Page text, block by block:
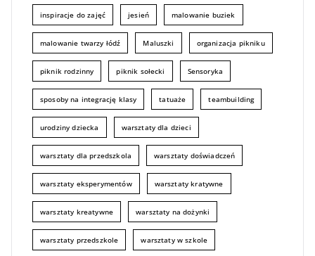
inspiracje do zajęć jesień malowanie buziek
malowanie twarzy łódź Maluszki organizacja pikniku
piknik rodzinny piknik sołecki Sensoryka
sposoby na integrację klasy tatuaże teambuilding
urodziny dziecka warsztaty dla dzieci
warsztaty dla przedszkola warsztaty doświadczeń
warsztaty eksperymentów warsztaty kratywne
warsztaty kreatywne warsztaty na dożynki
warsztaty przedszkole warsztaty w szkole